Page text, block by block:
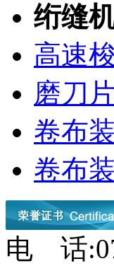
绗缝
高速
磨刀
卷布
卷布
电 话